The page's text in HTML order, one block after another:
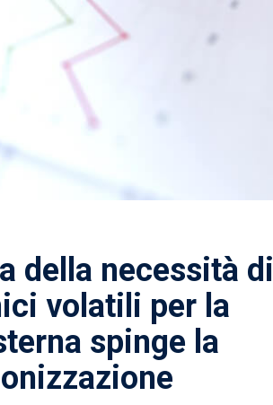
della necessità di
volatili per la
spinge la